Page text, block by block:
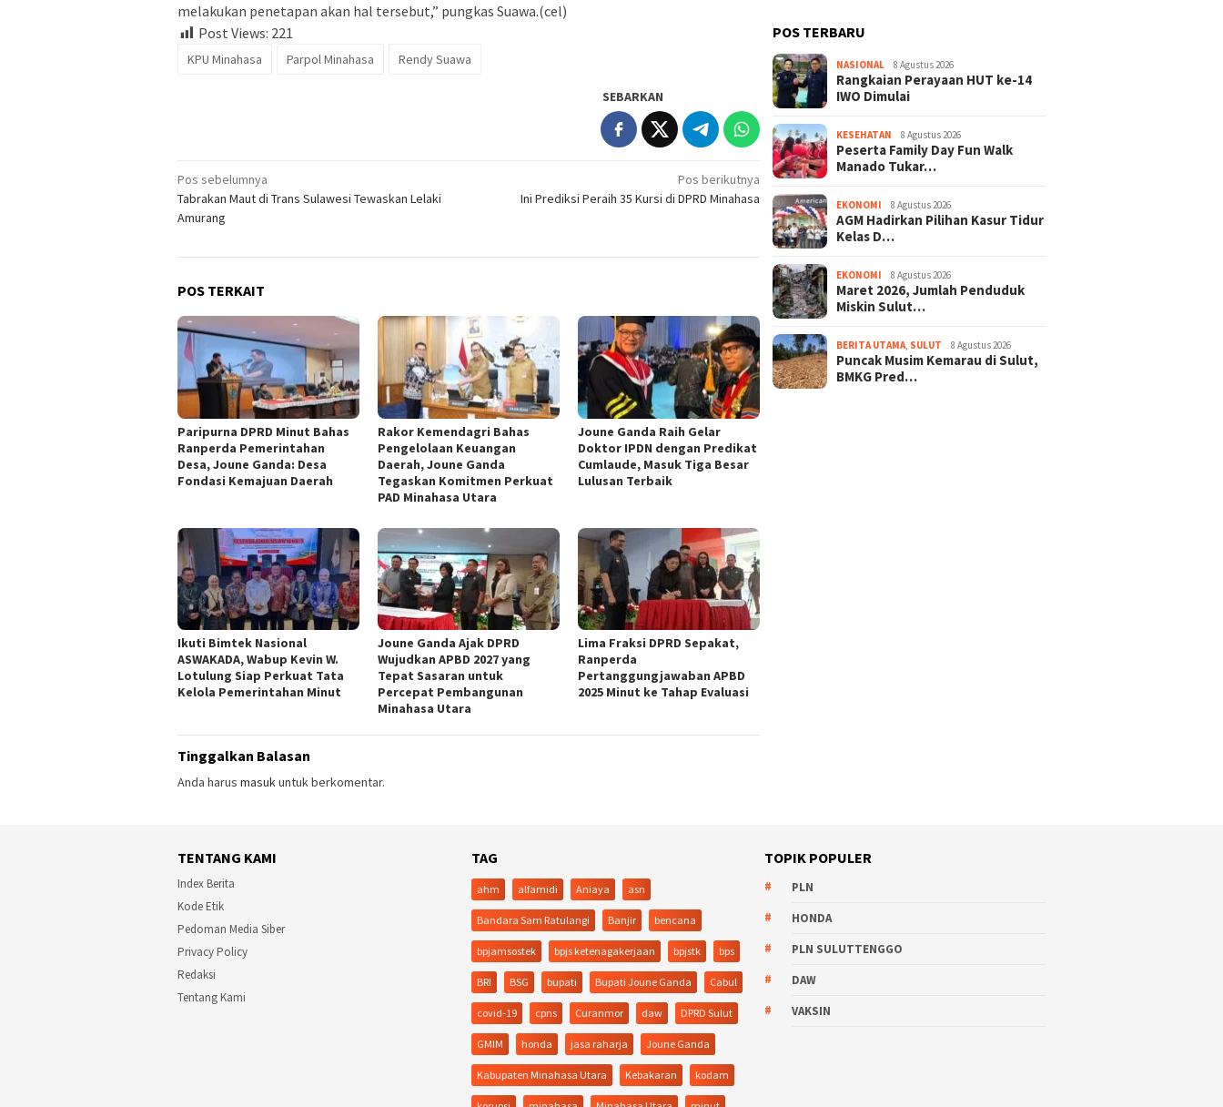
melakukan penetapan akan hal tersebut,” pungkas Suawa.(cel)
Post Views: 221
KPU Minahasa Parpol Minahasa Rendy Suawa
SEBARKAN
Navigasi
pos
Pos sebelumnya
Tabrakan Maut di Trans Sulawesi Tewaskan Lelaki
Amurang
Pos berikutnya
Ini Prediksi Peraih 35 Kursi di DPRD Minahasa
POS TERKAIT
Paripurna DPRD Minut Bahas
Ranperda Pemerintahan
Desa, Joune Ganda: Desa
Fondasi Kemajuan Daerah
Rakor Kemendagri Bahas
Pengelolaan Keuangan
Daerah, Joune Ganda
Tegaskan Komitmen Perkuat
PAD Minahasa Utara
Joune Ganda Raih Gelar
Doktor IPDN dengan Predikat
Cumlaude, Masuk Tiga Besar
Lulusan Terbaik
Ikuti Bimtek Nasional
ASWAKADA, Wabup Kevin W.
Lotulung Siap Perkuat Tata
Kelola Pemerintahan Minut
Joune Ganda Ajak DPRD
Wujudkan APBD 2027 yang
Tepat Sasaran untuk
Percepat Pembangunan
Minahasa Utara
Lima Fraksi DPRD Sepakat,
Ranperda
Pertanggungjawaban APBD
2025 Minut ke Tahap Evaluasi
Tinggalkan Balasan
Anda harus masuk untuk berkomentar.
POS TERBARU
NASIONAL 8 Agustus 2026
Rangkaian Perayaan HUT ke-14
IWO Dimulai
KESEHATAN 8 Agustus 2026
Peserta Family Day Fun Walk
Manado Tukar…
EKONOMI 8 Agustus 2026
AGM Hadirkan Pilihan Kasur Tidur
Kelas D…
EKONOMI 8 Agustus 2026
Maret 2026, Jumlah Penduduk
Miskin Sulut…
BERITA UTAMA, SULUT 8 Agustus 2026
Puncak Musim Kemarau di Sulut,
BMKG Pred…
TENTANG KAMI
Index Berita
Kode Etik
Pedoman Media Siber
Privacy Policy
Redaksi
Tentang Kami
TAG
ahm alfamidi Aniaya asn
Bandara Sam Ratulangi Banjir bencana
bpjamsostek bpjs ketenagakerjaan bpjstk bps
BRI BSG bupati Bupati Joune Ganda Cabul
covid-19 cpns Curanmor daw DPRD Sulut
GMIM honda jasa raharja Joune Ganda
Kabupaten Minahasa Utara Kebakaran kodam
TOPIK POPULER
PLN
HONDA
PLN SULUTTENGGO
DAW
VAKSIN